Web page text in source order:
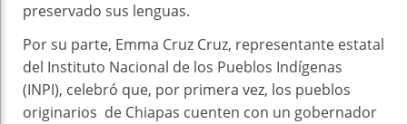
preservado sus lenguas.
Por su parte, Emma Cruz Cruz, representante estatal
del Instituto Nacional de los Pueblos Indígenas
(INPI), celebró que, por primera vez, los pueblos
originarios de Chiapas cuenten con un gobernador